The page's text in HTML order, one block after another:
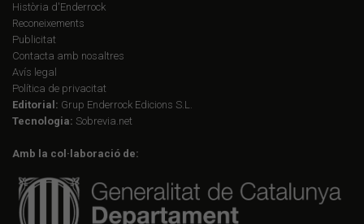
Història d'Enderrock
Reconeixements
Publicitat
Contacta amb nosaltres
Avís legal
Política de privacitat
Editorial: Grup Enderrock Edicions S.L.
Tecnologia: Sobrevia.net
Amb la col·laboració de: